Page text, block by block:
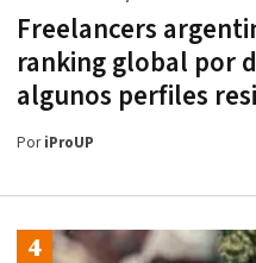
Freelancers
ranking global por
algunos perfiles
PoriProUP